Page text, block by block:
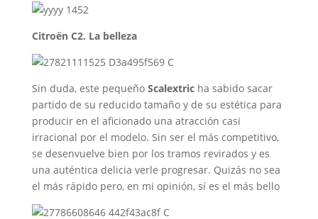
Citroën C2. La belleza
Sin duda, este pequeño Scalextricha sabido sacar
partido de su reducido tamaño y de su estética para
producir en el aficionado una atracción casi
irracional por el modelo. Sin ser el más competitivo,
se desenvuelve bien por los tramos revirados y es
una auténtica delicia verle progresar. Quizás no sea
el más rápido pero, en mi opinión, sí es el más bello